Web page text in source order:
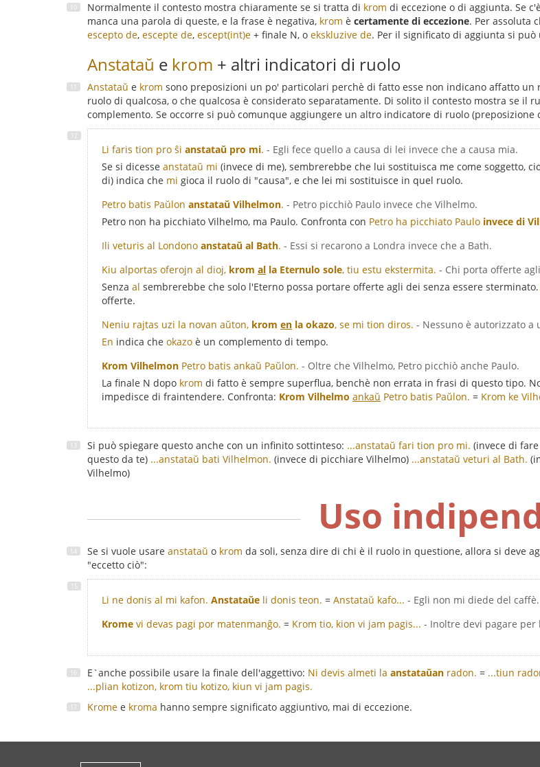
Normalmente il contesto mostra chiaramente se si tratta di krom di eccezione o di aggiunta. Se c'è
manca una parola di queste, e la frase è negativa, krom è certamente di eccezione. Per assoluta
escepto de, escepte de, escept(int)e + finale N, o ekskluzive de. Per il significato di aggiunta si può
Anstataŭ e krom + altri indicatori di ruolo
Anstataŭ e krom sono preposizioni un po' particolari perchè di fatto esse non indicano affatto
ruolo di qualcosa, o che qualcosa è considerato separatamente. Di solito il contesto mostra se il
complemento. Se occorre si può comunque aggiungere un altro indicatore di ruolo
Li faris tion pro ŝi anstataŭ pro mi. - Egli fece quello a causa di lei invece che a causa mia.
Se si dicesse anstataŭ mi (invece di me), sembrerebbe che lui sostituisca me come soggetto,
di) indica che mi gioca il ruolo di "causa", e che lei mi sostituisce in quel ruolo.
Petro batis Paŭlon anstataŭ Vilhelmon. - Petro picchiò Paulo invece che Vilhelmo.
Petro non ha picchiato Vilhelmo, ma Paulo. Confronta con Petro ha picchiato Paulo invece di
Ili veturis al Londono anstataŭ al Bath. - Essi si recarono a Londra invece che a Bath.
Kiu alportas oferojn al dioj, krom al la Eternulo sole, tiu estu ekstermita. - Chi porta offerte
Senza al sembrerebbe che solo l'Eterno possa portare offerte agli dei senza essere sterminato.
offerte.
Neniu rajtas uzi la novan aŭton, krom en la okazo, se mi tion diros. - Nessuno è autorizzato a
En indica che okazo è un complemento di tempo.
Krom Vilhelmon Petro batis ankaŭ Paŭlon. - Oltre che Vilhelmo, Petro picchiò anche Paulo.
La finale N dopo krom di fatto è sempre superflua, benchè non errata in frasi di questo tipo.
impedisce di fraintendere. Confronta: Krom Vilhelmo ankaŭ Petro batis Paŭlon. = Krom ke
Si può spiegare questo anche con un infinito sottinteso: ...anstataŭ fari tion pro mi. (invece di
questo da te) ...anstataŭ bati Vilhelmon. (invece di picchiare Vilhelmo) ...anstataŭ veturi al Bath.
Vilhelmo)
Uso
Se si vuole usare anstataŭ o krom da soli, senza dire di chi è il ruolo in questione, allora si deve
"eccetto ciò":
Li ne donis al mi kafon. Anstataŭe li donis teon. = Anstataŭ kafo... - Egli non mi diede del
Krome vi devas pagi por matenmanĝo. = Krom tio, kion vi jam pagis... - Inoltre devi pagare per
E`anche possibile usare la finale dell'aggettivo: Ni devis almeti la anstataŭan radon. = ...tiun
...plian kotizon, krom tiu kotizo, kiun vi jam pagis.
Krome e kroma hanno sempre significato aggiuntivo, mai di eccezione.